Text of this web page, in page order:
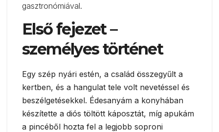
gasztronómiával.
Első fejezet –
személyes történet
Egy szép nyári estén, a család összegyűlt a
kertben, és a hangulat tele volt nevetéssel és
beszélgetésekkel. Édesanyám a konyhában
készítette a diós töltött káposztát, míg apukám
a pincéből hozta fel a legjobb soproni